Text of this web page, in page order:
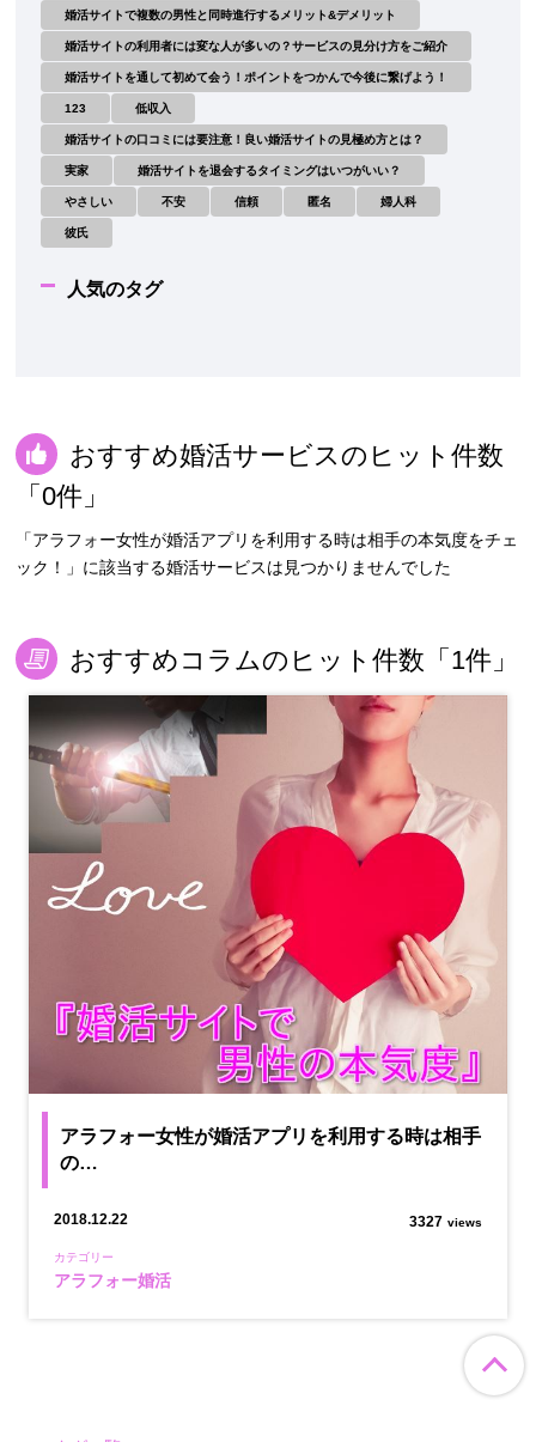
婚活サイトで複数の男性と同時進行するメリット&デメリット
婚活サイトの利用者には変な人が多いの？サービスの見分け方をご紹介
婚活サイトを通して初めて会う！ポイントをつかんで今後に繋げよう！
123 低収入
婚活サイトの口コミには要注意！良い婚活サイトの見極め方とは？
実家 婚活サイトを退会するタイミングはいつがいい？
やさしい 不安 信頼 匿名 婦人科
彼氏
人気のタグ
おすすめ婚活サービスのヒット件数
「0件」
「アラフォー女性が婚活アプリを利用する時は相手の本気度をチェ
ック！」に該当する婚活サービスは見つかりませんでした
おすすめコラムのヒット件数「1件」
アラフォー女性が婚活アプリを利用する時は相手
の…
2018.12.22 3327 views
カテゴリー
アラフォー婚活